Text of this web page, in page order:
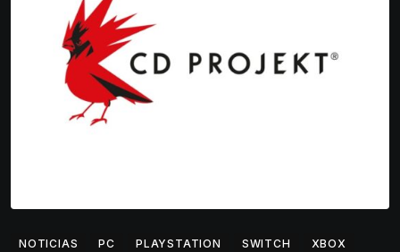
NOTICIAS PC PLAYSTATION SWITCH XBOX